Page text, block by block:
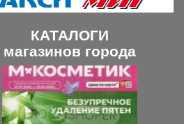
Пицца «Хот-Дог»
670 руб.
КАТАЛОГИ
магазинов города